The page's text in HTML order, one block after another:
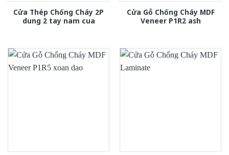
Cửa Thép Chống Cháy 2P
dung 2 tay nam cua
Cửa Gỗ Chống Cháy MDF
Veneer P1R2 ash